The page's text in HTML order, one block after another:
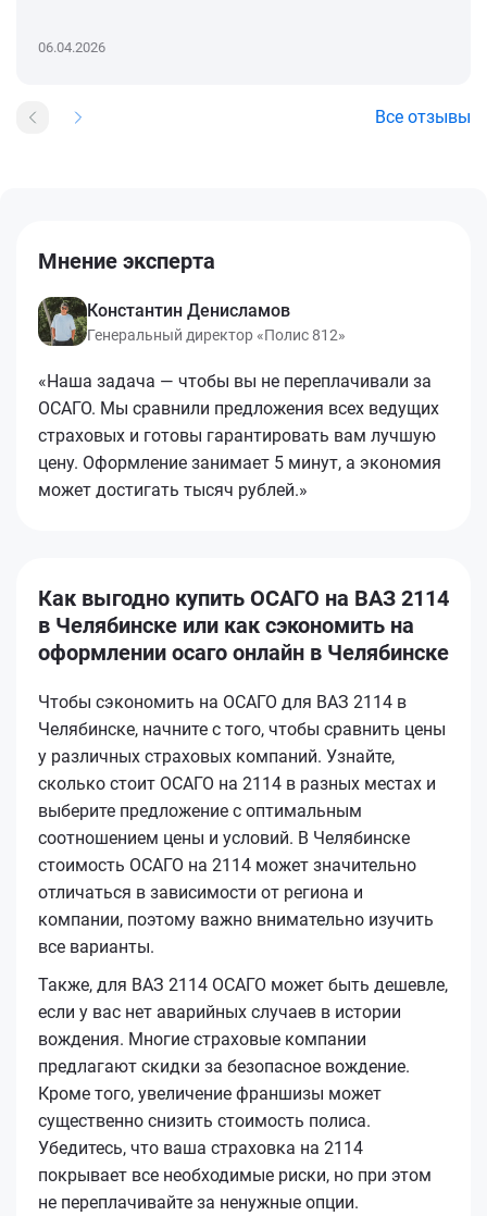
06.04.2026
Все отзывы
Мнение эксперта
Константин Денисламов
Генеральный директор «Полис 812»
«Наша задача — чтобы вы не переплачивали за
ОСАГО. Мы сравнили предложения всех ведущих
страховых и готовы гарантировать вам лучшую
цену. Оформление занимает 5 минут, а экономия
может достигать тысяч рублей.»
Как выгодно купить ОСАГО на ВАЗ 2114
в Челябинске или как сэкономить на
оформлении осаго онлайн в Челябинске
Чтобы сэкономить на ОСАГО для ВАЗ 2114 в
Челябинске, начните с того, чтобы сравнить цены
у различных страховых компаний. Узнайте,
сколько стоит ОСАГО на 2114 в разных местах и
выберите предложение с оптимальным
соотношением цены и условий. В Челябинске
стоимость ОСАГО на 2114 может значительно
отличаться в зависимости от региона и
компании, поэтому важно внимательно изучить
все варианты.
Также, для ВАЗ 2114 ОСАГО может быть дешевле,
если у вас нет аварийных случаев в истории
вождения. Многие страховые компании
предлагают скидки за безопасное вождение.
Кроме того, увеличение франшизы может
существенно снизить стоимость полиса.
Убедитесь, что ваша страховка на 2114
покрывает все необходимые риски, но при этом
не переплачивайте за ненужные опции.